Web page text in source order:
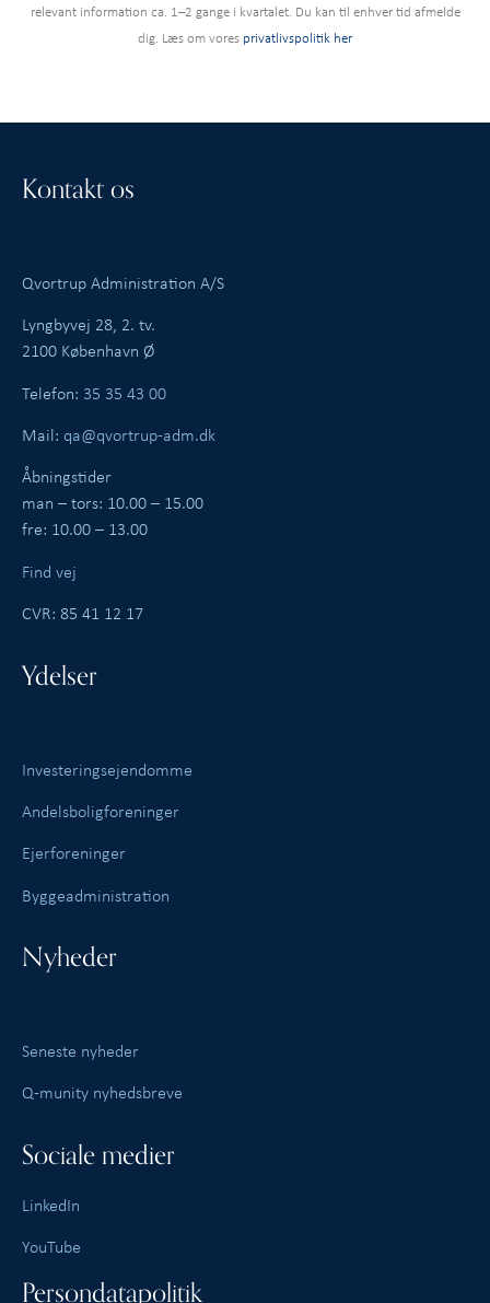
relevant information ca. 1–2 gange i kvartalet. Du kan til enhver tid afmelde
dig. Læs om vores privatlivspolitik her
Kontakt os
Qvortrup Administration A/S
Lyngbyvej 28, 2. tv.
2100 København Ø
Telefon: 35 35 43 00
Mail: qa@qvortrup-adm.dk
Åbningstider
man – tors: 10.00 – 15.00
fre: 10.00 – 13.00
Find vej
CVR: 85 41 12 17
Ydelser
Investeringsejendomme
Andelsboligforeninger
Ejerforeninger
Byggeadministration
Nyheder
Seneste nyheder
Q-munity nyhedsbreve
Sociale medier
LinkedIn
YouTube
Persondatapolitik